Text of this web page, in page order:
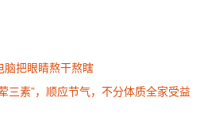
脑把眼睛熬干熬瞎
三素”，顺应节气，不分体质全家受益